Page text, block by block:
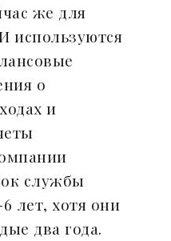
же для
используются
о
и
службы
лет, хотя они
два года.